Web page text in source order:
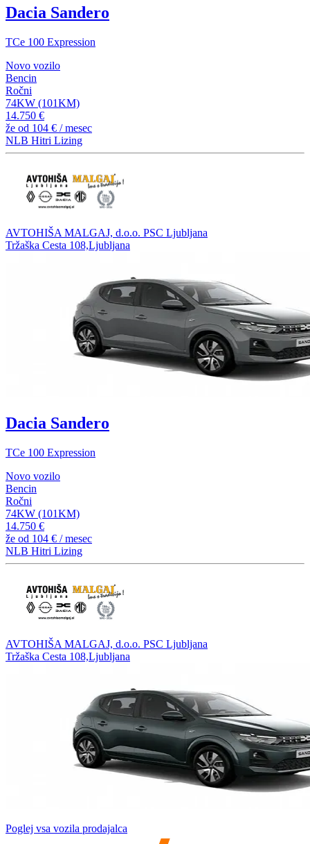
Dacia Sandero
TCe 100 Expression
Novo vozilo
Bencin
Ročni
74KW (101KM)
14.750 €
že od 104 € / mesec
NLB Hitri Lizing
AVTOHIŠA MALGAJ, d.o.o. PSC Ljubljana
Tržaška Cesta 108,Ljubljana
Dacia Sandero
TCe 100 Expression
Novo vozilo
Bencin
Ročni
74KW (101KM)
14.750 €
že od 104 € / mesec
NLB Hitri Lizing
AVTOHIŠA MALGAJ, d.o.o. PSC Ljubljana
Tržaška Cesta 108,Ljubljana
Poglej vsa vozila prodajalca